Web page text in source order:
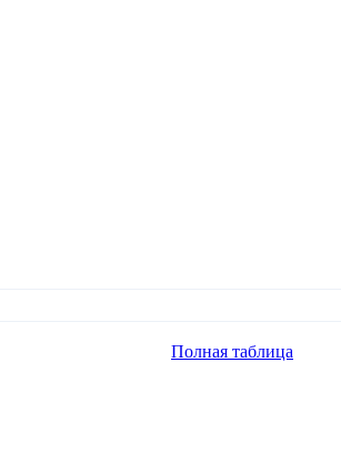
Полная таблица